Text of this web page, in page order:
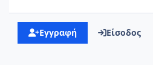
Εγγραφή Είσοδος